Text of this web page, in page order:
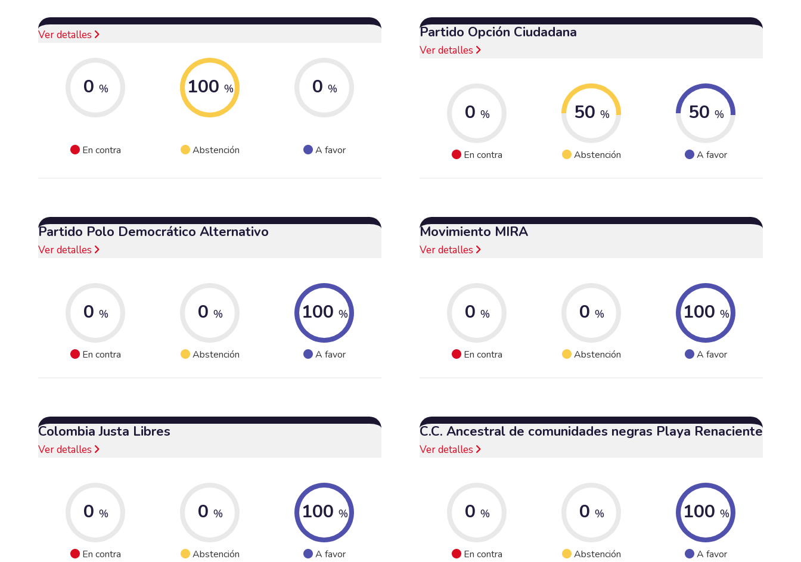
Ver detalles
0 %
En contra
100 %
Abstención
0 %
A favor
Partido Opción Ciudadana
Ver detalles
0 %
En contra
50 %
Abstención
50 %
A favor
Partido Polo Democrático Alternativo
Ver detalles
0 %
En contra
0 %
Abstención
100 %
A favor
Movimiento MIRA
Ver detalles
0 %
En contra
0 %
Abstención
100 %
A favor
Colombia Justa Libres
Ver detalles
0 %
En contra
0 %
Abstención
100 %
A favor
C.C. Ancestral de comunidades negras Playa Renaciente
Ver detalles
0 %
En contra
0 %
Abstención
100 %
A favor